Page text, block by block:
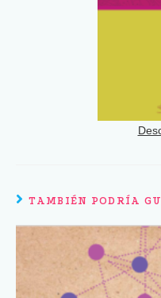
TAMBIÉN PODRÍA